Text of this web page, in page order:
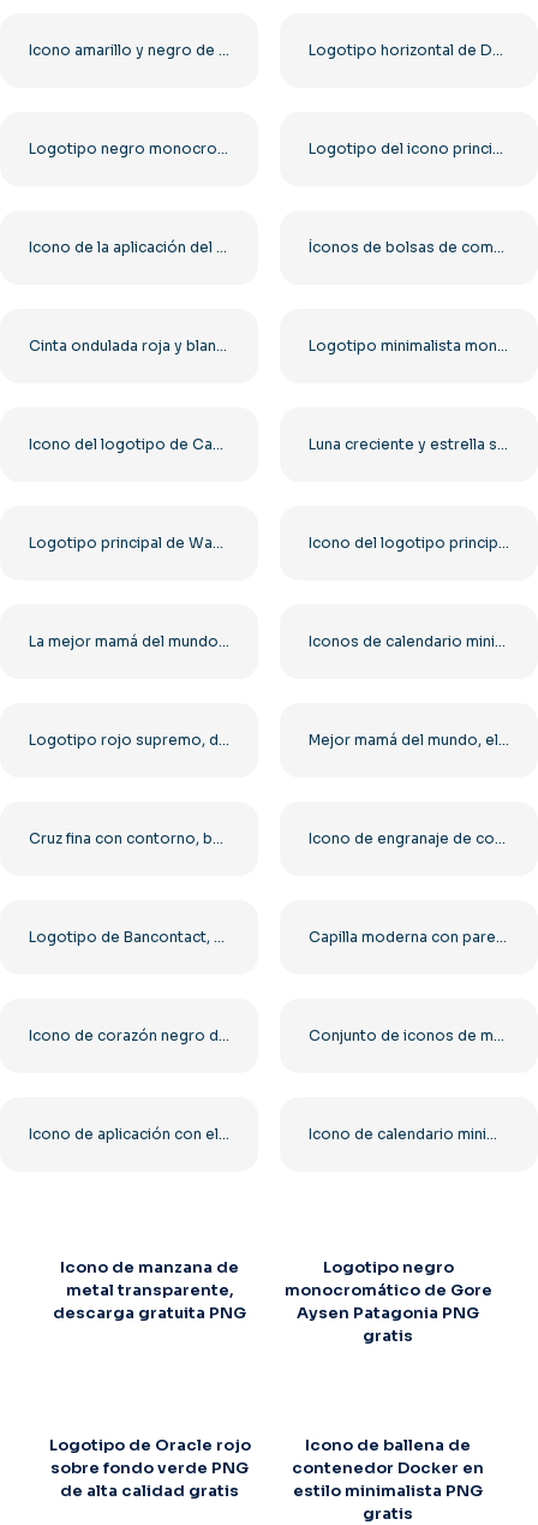
Icono de manzana de
metal transparente,
descarga gratuita PNG
Logotipo negro
monocromático de Gore
Aysen Patagonia PNG
gratis
Logotipo de Oracle rojo
sobre fondo verde PNG
de alta calidad gratis
Icono de ballena de
contenedor Docker en
estilo minimalista PNG
gratis